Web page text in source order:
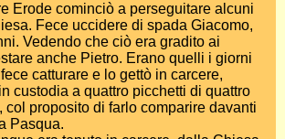
Erode cominciò a perseguitare alcuni
Fece uccidere di spada Giacomo,
Vedendo che ciò era gradito ai
anche Pietro. Erano quelli i giorni
catturare e lo gettò in carcere,
custodia a quattro picchetti di quattro
col proposito di farlo comparire davanti
Pasqua.